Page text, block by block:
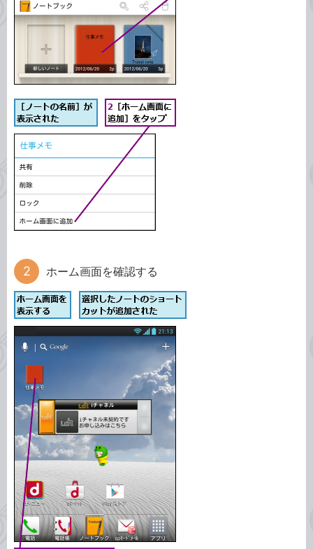
ホーム画面を確認する